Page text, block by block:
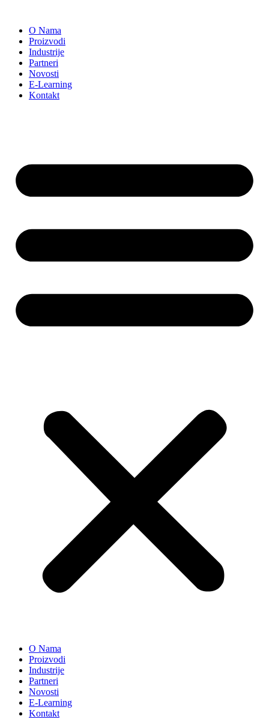
садржајO Nama
Proizvodi
Industrije
Partneri
Novosti
E-Learning
Kontakt
O Nama
Proizvodi
Industrije
Partneri
Novosti
E-Learning
Kontakt